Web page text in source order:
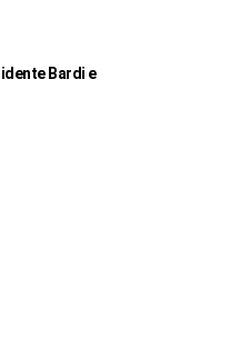
Bardi e